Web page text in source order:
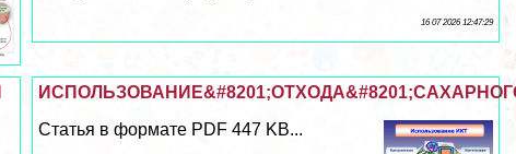
16 07 2026 12:47:29
Статья в формате PDF 447 KB...